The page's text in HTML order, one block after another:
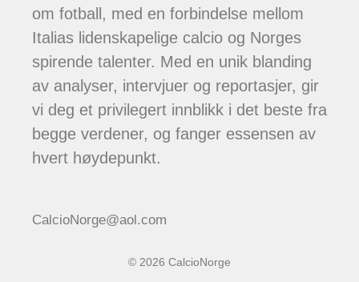
om fotball, med en forbindelse mellom
Italias lidenskapelige calcio og Norges
spirende talenter. Med en unik blanding
av analyser, intervjuer og reportasjer, gir
vi deg et privilegert innblikk i det beste fra
begge verdener, og fanger essensen av
hvert høydepunkt.
CalcioNorge@aol.com
© 2026 CalcioNorge